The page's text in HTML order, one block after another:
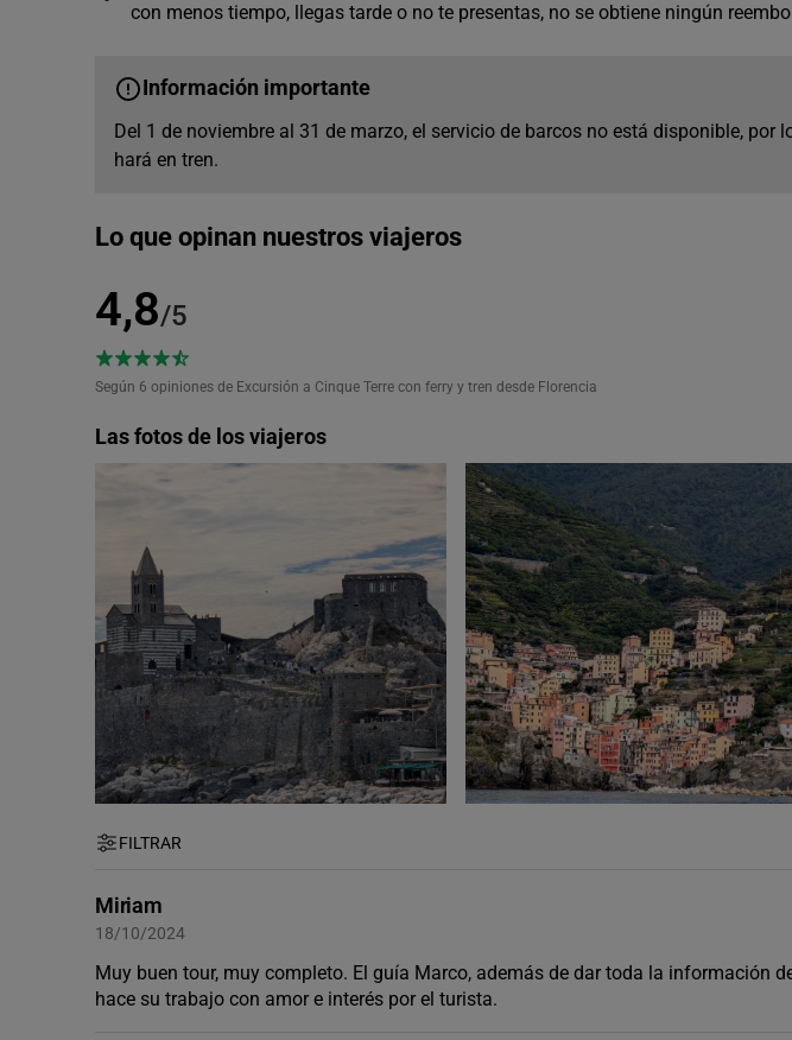
con menos tiempo, llegas tarde o no te presentas, no se obtiene ningún
Información importante
Del 1 de noviembre al 31 de marzo, el servicio de barcos no está disponible, por
hará en tren.
Lo que opinan nuestros viajeros
4,8/5
Según 6 opiniones de Excursión a Cinque Terre con ferry y tren desde Florencia
Las fotos de los viajeros
FILTRAR
Miriam
18/10/2024
Muy buen tour, muy completo. El guía Marco, además de dar toda la información
hace su trabajo con amor e interés por el turista.